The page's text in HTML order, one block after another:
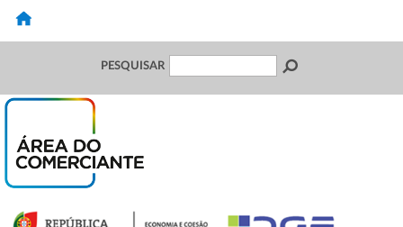
PESQUISAR